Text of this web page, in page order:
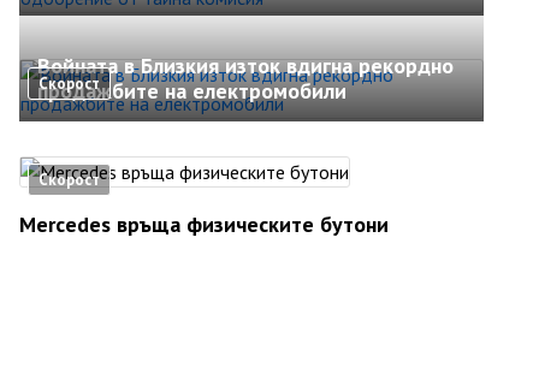
Скорост
Войната в Близкия изток вдигна рекордно
продажбите на електромобили
Скорост
Mercedes връща физическите бутони